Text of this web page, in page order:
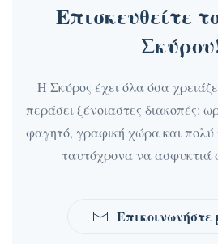
Επισκευθείτε
Η Σκύρος έχει όλα όσα
περάσει ξένοιαστες διακοπές:
φαγητό, γραφική χώρα και πολύ
ταυτόχρονα να ασφυκτιά
Επικοινωνήστε